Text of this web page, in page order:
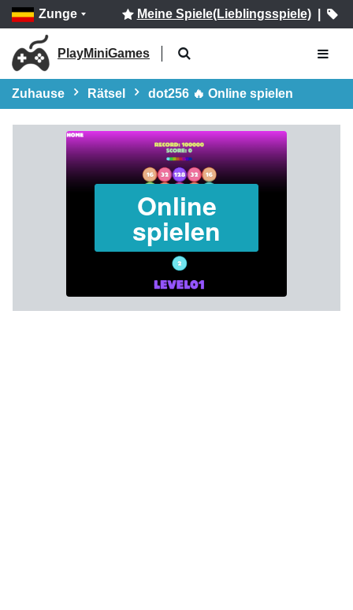
Zunge Meine Spiele(Lieblingsspiele)|
PlayMiniGames
Zuhause Rätsel dot256 🔥 Online spielen
Online
spielen